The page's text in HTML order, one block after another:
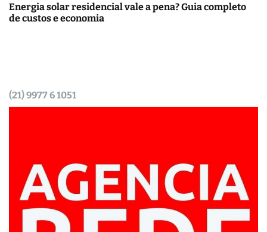
Energia solar residencial vale a pena? Guia completo
de custos e economia
(21) 9977 6 1051